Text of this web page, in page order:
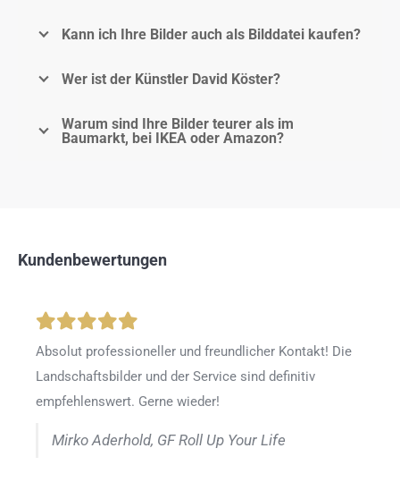
Kann ich Ihre Bilder auch als Bilddatei kaufen?
Wer ist der Künstler David Köster?
Warum sind Ihre Bilder teurer als im
Baumarkt, bei IKEA oder Amazon?
Kundenbewertungen
Absolut professioneller und freundlicher Kontakt! Die
Landschaftsbilder und der Service sind definitiv
empfehlenswert. Gerne wieder!
Mirko Aderhold, GF Roll Up Your Life